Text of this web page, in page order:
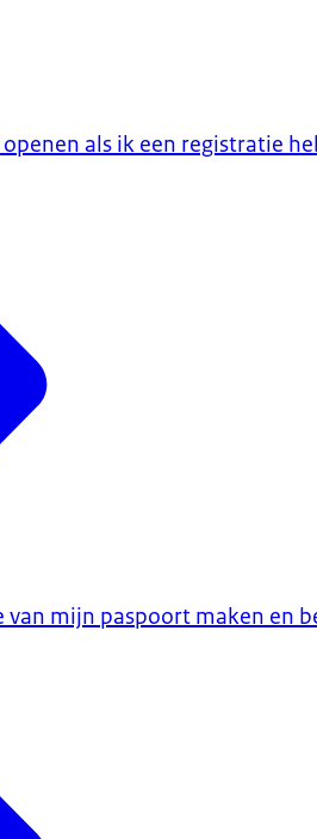
als ik een registratie
mijn paspoort maken en